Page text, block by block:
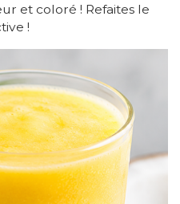
et coloré ! Refaites le
!